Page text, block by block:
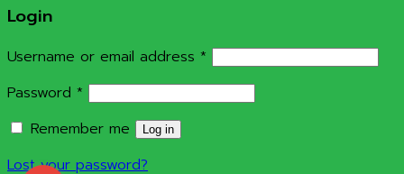
Login
Username or email address * Required
Password * Required
Remember me
Log in
Lost your password?